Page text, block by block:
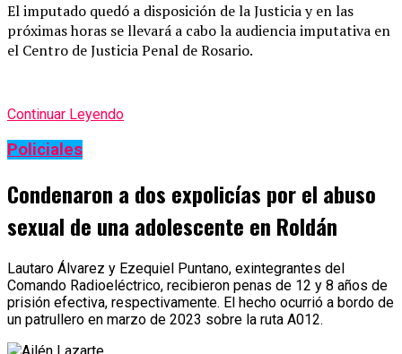
El imputado quedó a disposición de la Justicia y en las
próximas horas se llevará a cabo la audiencia imputativa en
el Centro de Justicia Penal de Rosario.
Continuar Leyendo
Policiales
Condenaron a dos expolicías por el abuso
sexual de una adolescente en Roldán
Lautaro Álvarez y Ezequiel Puntano, exintegrantes del
Comando Radioeléctrico, recibieron penas de 12 y 8 años de
prisión efectiva, respectivamente. El hecho ocurrió a bordo de
un patrullero en marzo de 2023 sobre la ruta A012.